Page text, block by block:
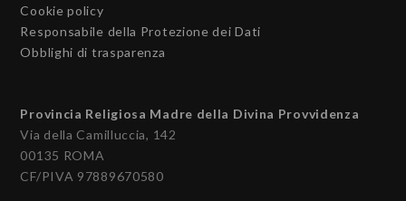
Cookie policy
Responsabile della Protezione dei Dati
Obblighi di trasparenza
Provincia Religiosa Madre della Divina Provvidenza
Via della Camilluccia, 142
00135 ROMA
CF/PIVA 97889670580